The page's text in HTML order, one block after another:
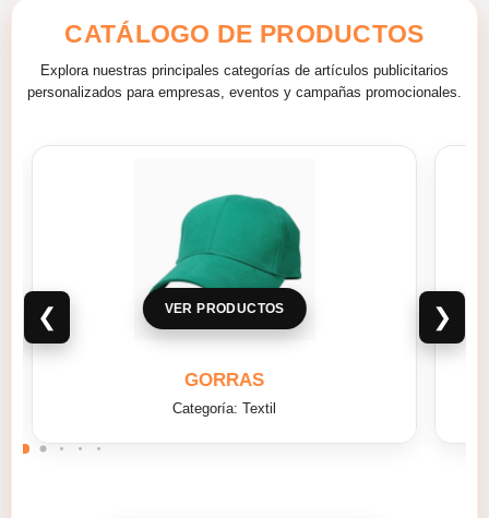
CATÁLOGO DE PRODUCTOS
Explora nuestras principales categorías de artículos publicitarios
personalizados para empresas, eventos y campañas promocionales.
VER PRODUCTOS
MALETAS
Categoría: Textil
❮ ❯